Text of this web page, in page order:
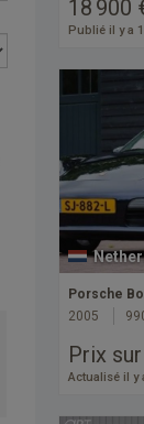
18 900
Publié il y a
Porsche
2005
Prix
Actualisé il y